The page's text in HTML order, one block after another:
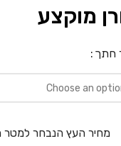
מוקצע
חתך
מחיר העץ הנבחר למטר